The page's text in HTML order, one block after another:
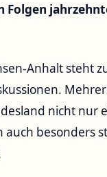
Anhalt steht
nicht nur
besonders